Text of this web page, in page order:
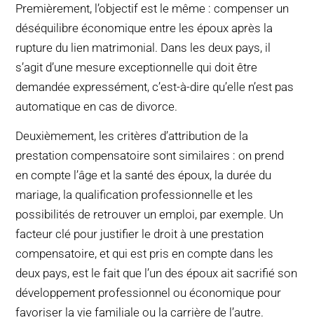
Premièrement, l’objectif est le même : compenser un
déséquilibre économique entre les époux après la
rupture du lien matrimonial. Dans les deux pays, il
s’agit d’une mesure exceptionnelle qui doit être
demandée expressément, c’est-à-dire qu’elle n’est pas
automatique en cas de divorce.
Deuxièmement, les critères d’attribution de la
prestation compensatoire sont similaires : on prend
en compte l’âge et la santé des époux, la durée du
mariage, la qualification professionnelle et les
possibilités de retrouver un emploi, par exemple. Un
facteur clé pour justifier le droit à une prestation
compensatoire, et qui est pris en compte dans les
deux pays, est le fait que l’un des époux ait sacrifié son
développement professionnel ou économique pour
favoriser la vie familiale ou la carrière de l’autre.